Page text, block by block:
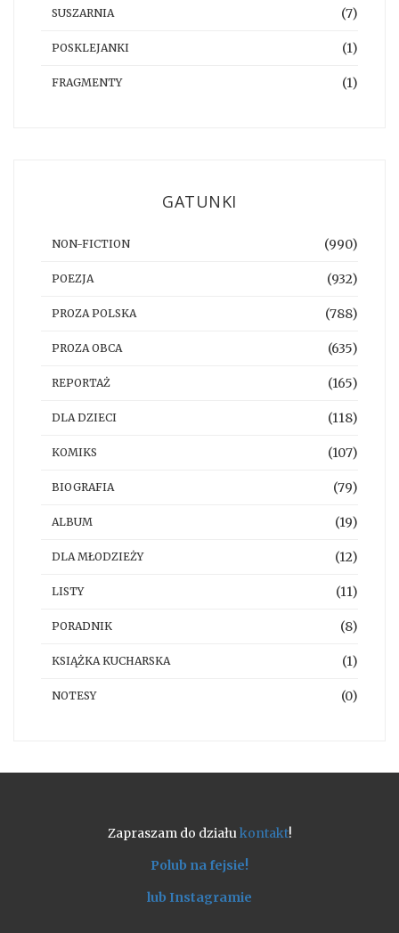
SUSZARNIA (7)
POSKLEJANKI (1)
FRAGMENTY (1)
GATUNKI
NON-FICTION (990)
POEZJA (932)
PROZA POLSKA (788)
PROZA OBCA (635)
REPORTAŻ (165)
DLA DZIECI (118)
KOMIKS (107)
BIOGRAFIA (79)
ALBUM (19)
DLA MŁODZIEŻY (12)
LISTY (11)
PORADNIK (8)
KSIĄŻKA KUCHARSKA (1)
NOTESY (0)
Zapraszam do działukontakt!
Polub na fejsie!
lub Instagramie